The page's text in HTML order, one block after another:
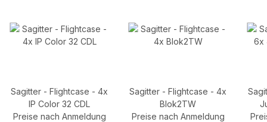
Sagitter - Flightcase - 4x
IP Color 32 CDL
Preise nach Anmeldung
Sagitter - Flightcase - 4x
Blok2TW
Preise nach Anmeldung